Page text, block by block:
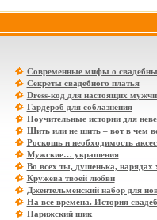
Современные мифы о
Секреты свадебного платья
Dress-код для настоящих
Гардероб для соблазнения
Поучительные истории для
Шить или не шить – вот в чем
Роскошь и необходимость
Мужские… украшения
Во всех ты, душенька, нарядах
Кружева твоей любви
Джентельменский набор для
На все времена. История
Парижский шик